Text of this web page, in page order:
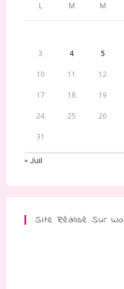
L M M
3 4 5
10 11 12
17 18 19
24 25 26
31
« Juil
Site Réalisé Sur